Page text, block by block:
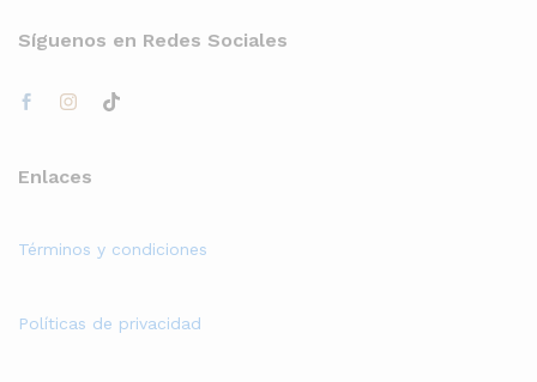
Síguenos en Redes Sociales
Enlaces
Términos y condiciones
Políticas de privacidad